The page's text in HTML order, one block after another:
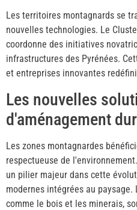
Les territoires montagnards se
nouvelles technologies. Le
coordonne des initiatives
infrastructures des Pyrénées.
et entreprises innovantes
Les nouvelles
d'aménagement
Les zones montagnardes
respectueuse de
un pilier majeur dans cette
modernes intégrées au
comme le bois et les minerais,